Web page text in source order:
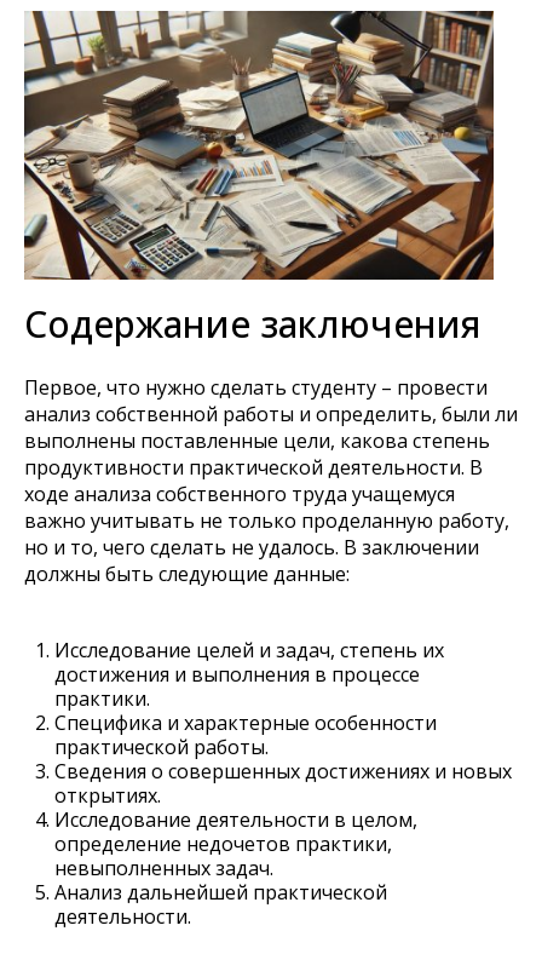
Содержание заключения
Первое, что нужно сделать студенту – провести
анализ собственной работы и определить, были ли
выполнены поставленные цели, какова степень
продуктивности практической деятельности. В
ходе анализа собственного труда учащемуся
важно учитывать не только проделанную работу,
но и то, чего сделать не удалось. В заключении
должны быть следующие данные:
Исследование целей и задач, степень их
достижения и выполнения в процессе
практики.
Специфика и характерные особенности
практической работы.
Сведения о совершенных достижениях и новых
открытиях.
Исследование деятельности в целом,
определение недочетов практики,
невыполненных задач.
Анализ дальнейшей практической
деятельности.